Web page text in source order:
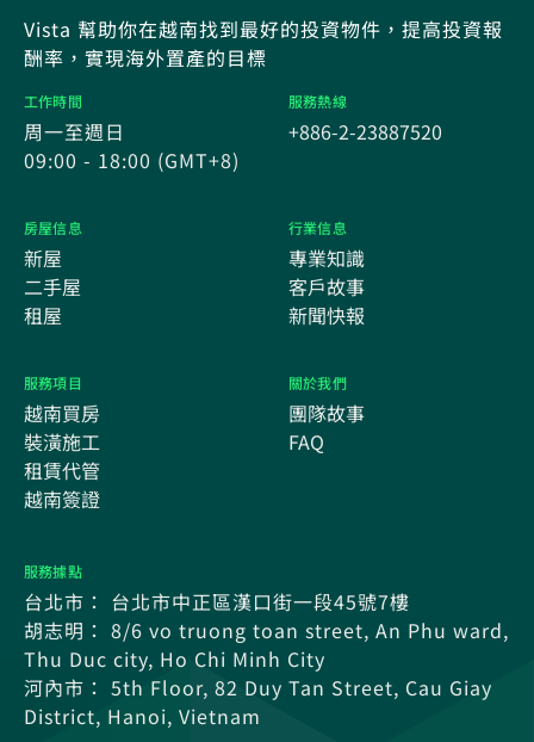
Vista 幫助你在越南找到最好的投資物件，提高投資報
酬率，實現海外置產的目標
工作時間
周一至週日
09:00 - 18:00 (GMT+8)
服務熱線
+886-2-23887520
房屋信息
新屋
二手屋
租屋
行業信息
專業知識
客戶故事
新聞快報
服務項目
越南買房
裝潢施工
租賃代管
越南簽證
關於我們
團隊故事
FAQ
服務據點
台北市： 台北市中正區漢口街一段45號7樓
胡志明： 8/6 vo truong toan street, An Phu ward,
Thu Duc city, Ho Chi Minh City
河內市： 5th Floor, 82 Duy Tan Street, Cau Giay
District, Hanoi, Vietnam